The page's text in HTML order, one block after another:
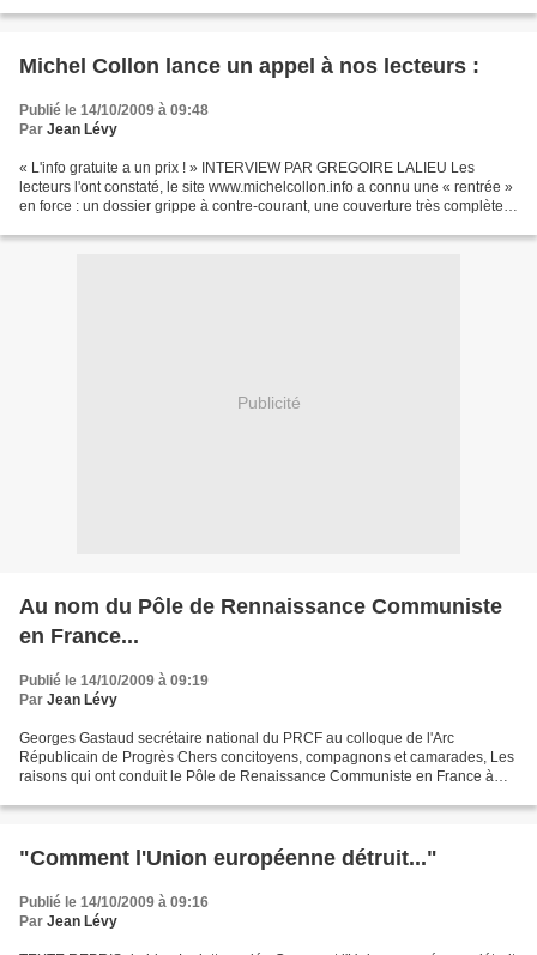
Michel Collon lance un appel à nos lecteurs :
Publié le 14/10/2009 à 09:48
Par Jean Lévy
« L'info gratuite a un prix ! » INTERVIEW PAR GREGOIRE LALIEU Les
lecteurs l'ont constaté, le site www.michelcollon.info a connu une « rentrée »
en force : un dossier grippe à contre-courant, une couverture très complète
Publicité
Au nom du Pôle de Rennaissance Communiste
en France...
Publié le 14/10/2009 à 09:19
Par Jean Lévy
Georges Gastaud secrétaire national du PRCF au colloque de l'Arc
Républicain de Progrès Chers concitoyens, compagnons et camarades, Les
raisons qui ont conduit le Pôle de Renaissance Communiste en France à
"Comment l'Union européenne détruit..."
Publié le 14/10/2009 à 09:16
Par Jean Lévy